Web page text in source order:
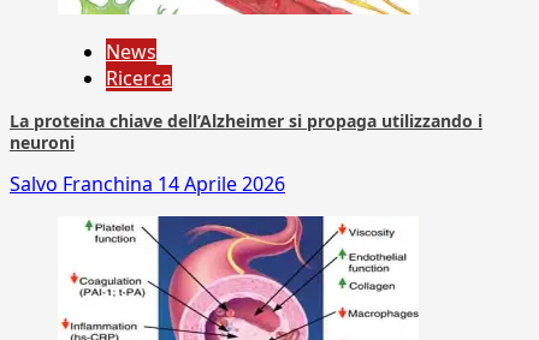
News
Ricerca
La proteina chiave dell’Alzheimer si propaga utilizzando i
neuroni
Salvo Franchina 14 Aprile 2026